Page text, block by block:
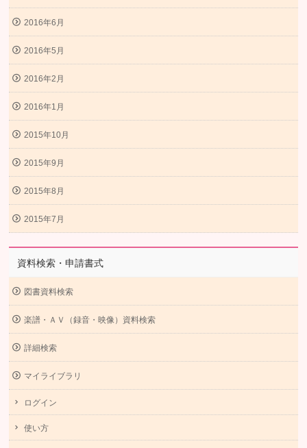
2016年6月
2016年5月
2016年2月
2016年1月
2015年10月
2015年9月
2015年8月
2015年7月
資料検索・申請書式
図書資料検索
楽譜・ＡＶ（録音・映像）資料検索
詳細検索
マイライブラリ
ログイン
使い方